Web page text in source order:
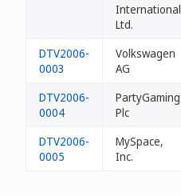
International
Ltd.
DTV2006-
0003
Volkswagen
AG
DTV2006-
0004
PartyGaming
Plc
DTV2006-
0005
MySpace,
Inc.